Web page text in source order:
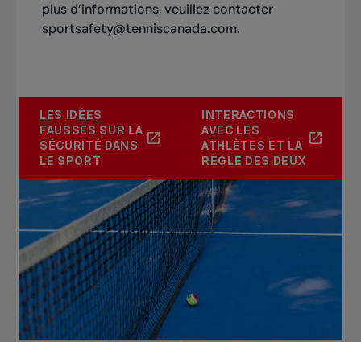
plus d’informations, veuillez contacter
sportsafety@tenniscanada.com.
LES IDÉES
FAUSSES SUR LA
SÉCURITÉ DANS
LE SPORT
INTERACTIONS
AVEC LES
ATHLÈTES ET LA
RÈGLE DES DEUX